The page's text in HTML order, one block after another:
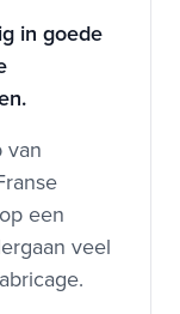
in goede
van
een
veel